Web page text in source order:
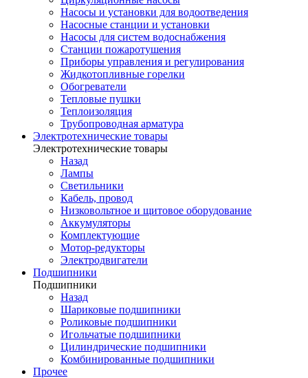
Насосы и установки для водоотведения
Насосные станции и установки
Насосы для систем водоснабжения
Станции пожаротушения
Приборы управления и регулирования
Жидкотопливные горелки
Обогреватели
Тепловые пушки
Теплоизоляция
Трубопроводная арматура
Электротехнические товары
Электротехнические товары
Назад
Лампы
Светильники
Кабель, провод
Низковольтное и щитовое оборудование
Аккумуляторы
Комплектующие
Мотор-редукторы
Электродвигатели
Подшипники
Подшипники
Назад
Шариковые подшипники
Роликовые подшипники
Игольчатые подшипники
Цилиндрические подшипники
Комбинированные подшипники
Прочее